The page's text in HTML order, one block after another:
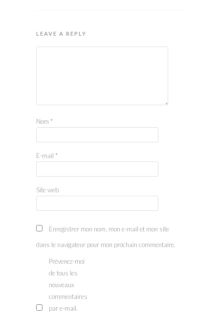
LEAVE A REPLY
Nom *
E-mail *
Site web
Enregistrer mon nom, mon e-mail et mon site
dans le navigateur pour mon prochain commentaire.
Prévenez-moi
de tous les
nouveaux
commentaires
par e-mail.